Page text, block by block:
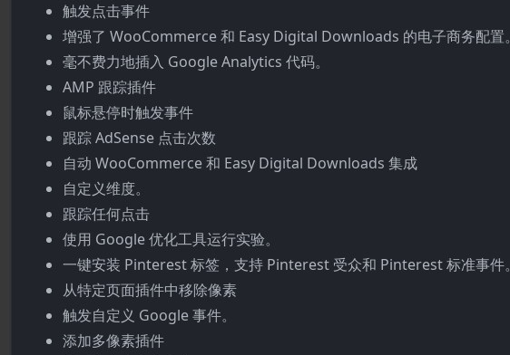
触发点击事件
增强了 WooCommerce 和 Easy Digital Downloads 的电子商务配置。
毫不费力地插入 Google Analytics 代码。
AMP 跟踪插件
鼠标悬停时触发事件
跟踪 AdSense 点击次数
自动 WooCommerce 和 Easy Digital Downloads 集成
自定义维度。
跟踪任何点击
使用 Google 优化工具运行实验。
一键安装 Pinterest 标签，支持 Pinterest 受众和 Pinterest 标准事件。
从特定页面插件中移除像素
触发自定义 Google 事件。
添加多像素插件